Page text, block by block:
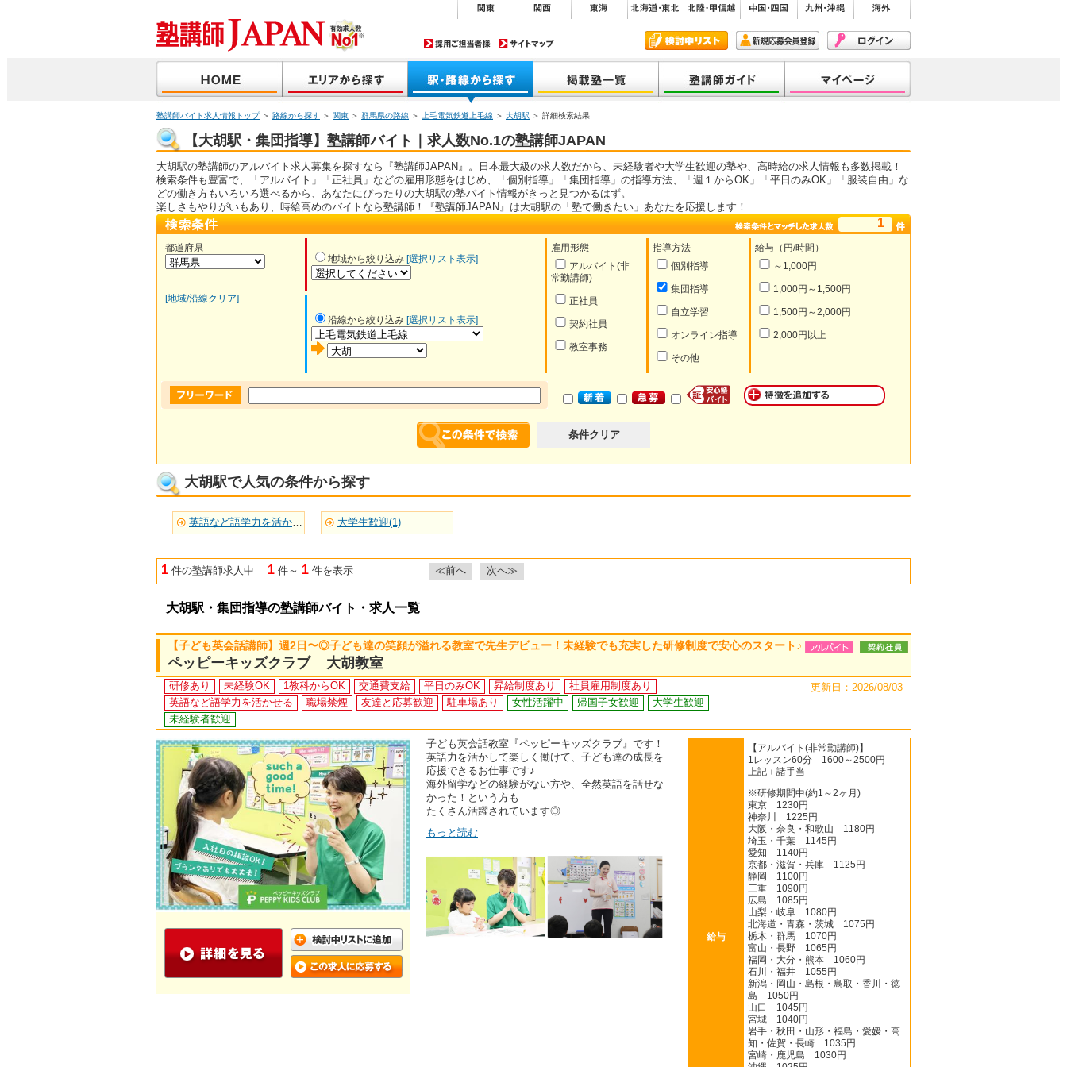
塾講師バイト求人情報トップ＞ 路線から探す ＞ 関東 ＞ 群馬県の路線 ＞ 上毛電気鉄道上毛線 ＞ 大胡駅 ＞ 詳細検索結果
【大胡駅・集団指導】塾講師バイト｜求人数No.1の塾講師JAPAN
大胡駅の塾講師のアルバイト求人募集を探すなら『塾講師JAPAN』。日本最大級の求人数だから、未経験者や大学生歓迎の塾や、高時給の求人情報も多数掲載！
検索条件も豊富で、「アルバイト」「正社員」などの雇用形態をはじめ、「個別指導」「集団指導」の指導方法、「週１からOK」「平日のみOK」「服装自由」な
どの働き方もいろいろ選べるから、あなたにぴったりの大胡駅の塾バイト情報がきっと見つかるはず。
楽しさもやりがいもあり、時給高めのバイトなら塾講師！『塾講師JAPAN』は大胡駅の「塾で働きたい」あなたを応援します！
1
都道府県
[地域/沿線クリア]
地域から絞り込み [選択リスト表示]
雇用形態
アルバイト(非
常勤講師)
正社員
契約社員
教室事務
指導方法
個別指導
集団指導
自立学習
オンライン指導
その他
給与（円/時間）
～1,000円
1,000円～1,500円
1,500円～2,000円
2,000円以上
沿線から絞り込み [選択リスト表示]
条件クリア
大胡駅で人気の条件から探す
英語など語学力を活かせる(1) 大学生歓迎(1)
1 件の塾講師求人中 1 件～ 1 件を表示 ≪前へ 次へ≫
大胡駅・集団指導の塾講師バイト・求人一覧
【子ども英会話講師】週2日〜◎子ども達の笑顔が溢れる教室で先生デビュー！未経験でも充実した研修制度で安心のスタート♪
ペッピーキッズクラブ 大胡教室
研修あり 未経験OK 1教科からOK 交通費支給 平日のみOK 昇給制度あり
社員雇用制度あり
英語など語学力を活かせる
職場禁煙 友達と応募歓迎 駐車場あり 女性活躍中 帰国子女歓迎
大学生歓迎
未経験者歓迎
更新日：2026/08/03
子ども英会話教室『ペッピーキッズクラブ』です！
英語力を活かして楽しく働けて、子ども達の成長を
応援できるお仕事です♪
海外留学などの経験がない方や、全然英語を話せな
かった！という方も
たくさん活躍されています◎
もっと読む
給与
【アルバイト(非常勤講師)】
1レッスン60分 1600～2500円
上記＋諸手当
※研修期間中(約1～2ヶ月)
東京 1230円
神奈川 1225円
大阪・奈良・和歌山 1180円
埼玉・千葉 1145円
愛知 1140円
京都・滋賀・兵庫 1125円
静岡 1100円
三重 1090円
広島 1085円
山梨・岐阜 1080円
北海道・青森・茨城 1075円
栃木・群馬 1070円
富山・長野 1065円
福岡・大分・熊本 1060円
石川・福井 1055円
新潟・岡山・島根・鳥取・香川・徳
島 1050円
山口 1045円
宮城 1040円
岩手・秋田・山形・福島・愛媛・高
知・佐賀・長崎 1035円
宮崎・鹿児島 1030円